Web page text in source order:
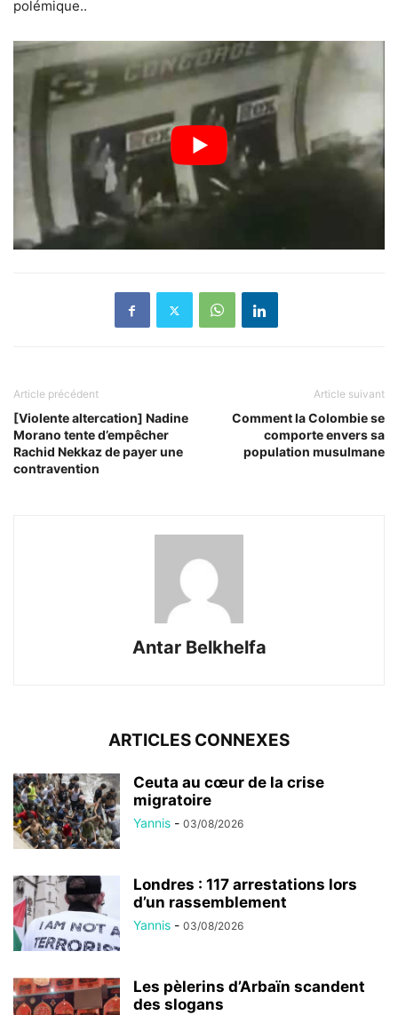
polémique..
Article précédent
[Violente altercation] Nadine
Morano tente d’empêcher
Rachid Nekkaz de payer une
contravention
Article suivant
Comment la Colombie se
comporte envers sa
population musulmane
Antar Belkhelfa
ARTICLES CONNEXES
Ceuta au cœur de la crise
migratoire
Yannis - 03/08/2026
Londres : 117 arrestations lors
d’un rassemblement
Yannis - 03/08/2026
Les pèlerins d’Arbaïn scandent
des slogans